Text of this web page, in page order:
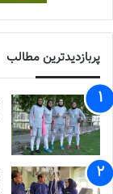
پربازدیدترین مطالب